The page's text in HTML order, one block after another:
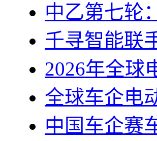
中乙第七轮
千寻智能联
2026年全球
全球车企电
中国车企赛